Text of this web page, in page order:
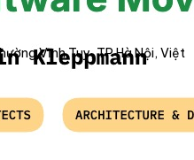
Vĩnh Tuy, TP Hà Nội, Việt